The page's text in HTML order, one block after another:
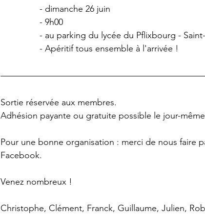
- dimanche 26 juin
- 9h00
- au parking du lycée du Pflixbourg -
- Apéritif tous ensemble à l'arrivée !
Sortie réservée aux membres.
Adhésion payante ou gratuite possible le jour-
Pour une bonne organisation : merci de nous faire
Facebook.
Venez nombreux !
Christophe, Clément, Franck, Guillaume, Julien,